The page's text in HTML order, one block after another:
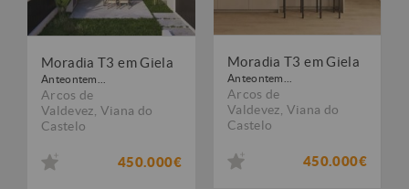
Moradia T3 em Giela
Anteontem...
Arcos de
Valdevez Viana do
Castelo
450.000€
Moradia T3 em Giela
Anteontem...
Arcos de
Valdevez Viana do
Castelo
450.000€